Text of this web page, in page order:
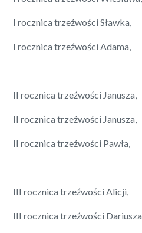
I rocznica trzeźwości Sławka,
I rocznica trzeźwości Adama,
II rocznica trzeźwości Janusza,
II rocznica trzeźwości Janusza,
II rocznica trzeźwości Pawła,
III rocznica trzeźwości Alicji,
III rocznica trzeźwości Dariusza,